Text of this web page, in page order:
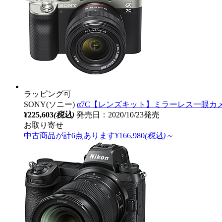
ラッピング可
SONY(ソニー) α7C【レンズキット】ミラーレス一眼カ
¥225,603(税込) 発売日：2020/10/23発売
お取り寄せ
中古商品が計6点あります¥166,980(税込)～